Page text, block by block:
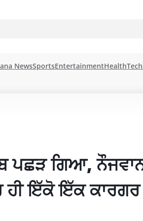
NewsSportsEntertainmentHealth
ਪਛੜ ਗਿਆ,
ਇੱਕੋ ਇੱਕ ਕਾਰਗਰ